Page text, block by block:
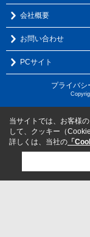
会社概要
お問い合わせ
PCサイト
プライバシ
当サイトでは、お客様
して、クッキー（
詳しくは、当社の 「